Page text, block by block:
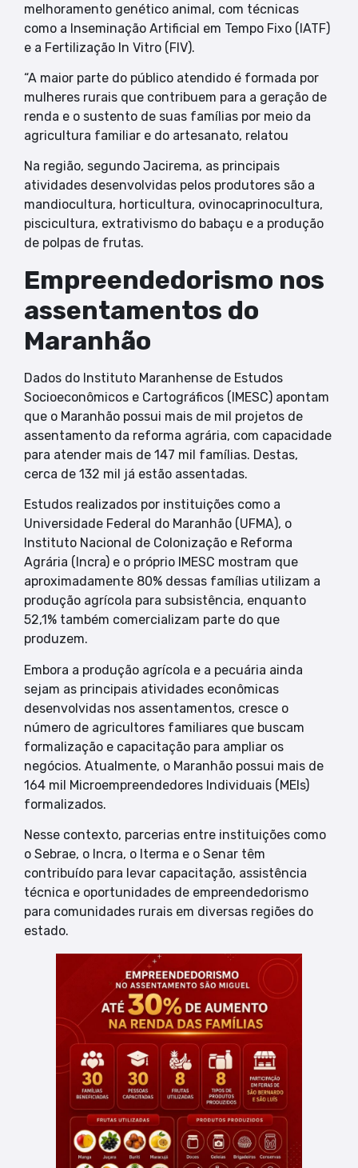
melhoramento genético animal, com técnicas
como a Inseminação Artificial em Tempo Fixo (IATF)
e a Fertilização In Vitro (FIV).
“A maior parte do público atendido é formada por
mulheres rurais que contribuem para a geração de
renda e o sustento de suas famílias por meio da
agricultura familiar e do artesanato, relatou
Na região, segundo Jacirema, as principais
atividades desenvolvidas pelos produtores são a
mandiocultura, horticultura, ovinocaprinocultura,
piscicultura, extrativismo do babaçu e a produção
de polpas de frutas.
Empreendedorismo nos
assentamentos do
Maranhão
Dados do Instituto Maranhense de Estudos
Socioeconômicos e Cartográficos (IMESC) apontam
que o Maranhão possui mais de mil projetos de
assentamento da reforma agrária, com capacidade
para atender mais de 147 mil famílias. Destas,
cerca de 132 mil já estão assentadas.
Estudos realizados por instituições como a
Universidade Federal do Maranhão (UFMA), o
Instituto Nacional de Colonização e Reforma
Agrária (Incra) e o próprio IMESC mostram que
aproximadamente 80% dessas famílias utilizam a
produção agrícola para subsistência, enquanto
52,1% também comercializam parte do que
produzem.
Embora a produção agrícola e a pecuária ainda
sejam as principais atividades econômicas
desenvolvidas nos assentamentos, cresce o
número de agricultores familiares que buscam
formalização e capacitação para ampliar os
negócios. Atualmente, o Maranhão possui mais de
164 mil Microempreendedores Individuais (MEIs)
formalizados.
Nesse contexto, parcerias entre instituições como
o Sebrae, o Incra, o Iterma e o Senar têm
contribuído para levar capacitação, assistência
técnica e oportunidades de empreendedorismo
para comunidades rurais em diversas regiões do
estado.